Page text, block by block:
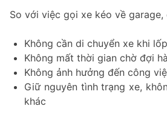
So với việc gọi xe kéo về garage,
Không cần di chuyển xe khi
Không mất thời gian chờ đợi
Không ảnh hưởng đến công
Giữ nguyên tình trạng xe,
khác